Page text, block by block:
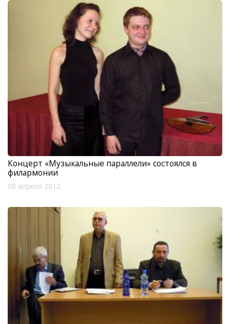
Концерт «Музыкальные параллели» состоялся в
филармонии
08 апреля 2012